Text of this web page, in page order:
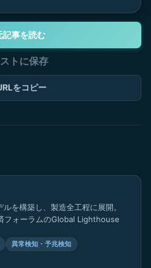
記事を読む
トに保存
をコピー
を構築し、製造全工程に展開。
フォーラムのGlobal Lighthouse
異常検知・予兆検知